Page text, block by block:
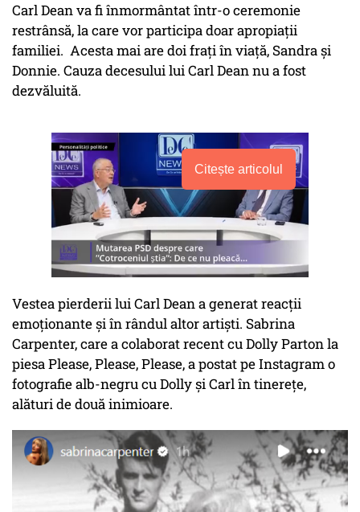
Carl Dean va fi înmormântat într-o ceremonie
restrânsă, la care vor participa doar apropiații
familiei. Acesta mai are doi frați în viață, Sandra și
Donnie. Cauza decesului lui Carl Dean nu a fost
dezvăluită.
Citește articolul
Vestea pierderii lui Carl Dean a generat reacții
emoționante și în rândul altor artiști. Sabrina
Carpenter, care a colaborat recent cu Dolly Parton la
piesa Please, Please, Please, a postat pe Instagram o
fotografie alb-negru cu Dolly și Carl în tinerețe,
alături de două inimioare.